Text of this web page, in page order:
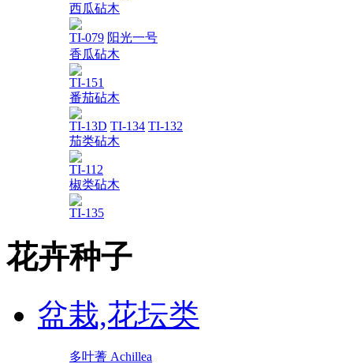
西瓜砧木
TI-079 阳光一号
香瓜砧木
TI-151
番茄砧木
TI-13D TI-134 TI-132
茄类砧木
TI-112
椒类砧木
TI-135
花卉种子
盆栽,花坛类
多叶蓍 Achillea